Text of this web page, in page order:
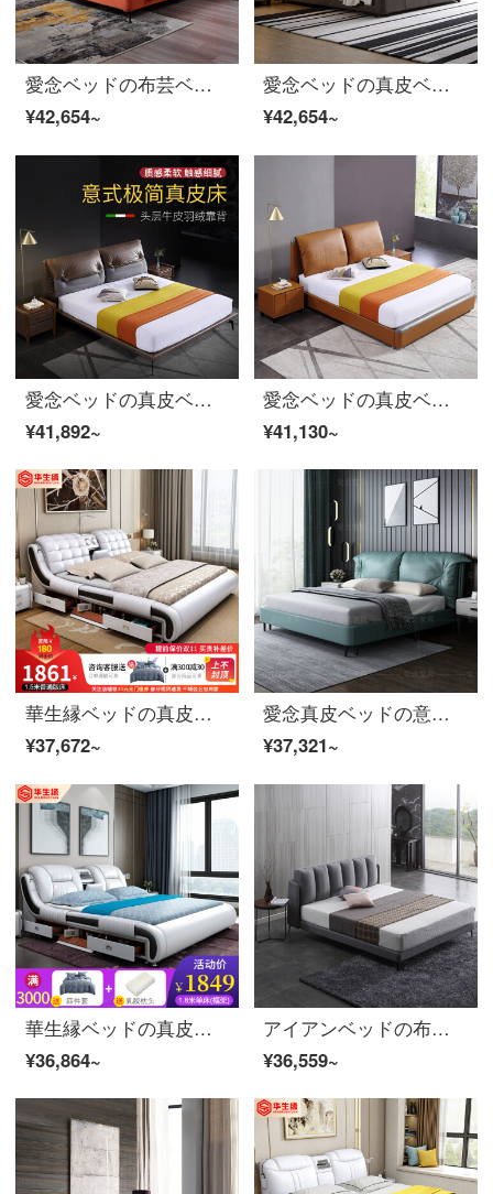
愛念ベッドの布芸ベッドの意味式の軽い贅沢なダブルベッドの1.8メートルの主な寝台の大きいベッドの結婚ベッドは簡単に寝室の家具の909〓〓〓写真の色のベッド+198〓乳のゴムのマットレスを約束します
¥42,654~
愛念ベッドの真皮ベッド1.8メートルのダブルベッドは簡単に現代の皮のベッドの寝室の大きいベッドの結婚ベッドの1848〓写真の色のベッド+198〓乳のゴムのマットレスを予約します。
¥42,654~
愛念ベッドの真皮ベッドイタリア式極短ダブルベッド1.8 mダウンジャケットの牛皮の大柄ベッドの結婚式ベッドは簡単にベッドルームの家具を予約します。
¥41,892~
愛念ベッドの真皮ベッド北欧の小型部屋型1.8メートルダブルベッドのヘッド層の牛皮ベッドの主な寝床の近代的なシンプルなベッドルームの家具のカスタマイズ色は客用ベッド+ベッドのヘッドセット*2に連絡します。
¥41,130~
華生縁ベッドの真皮ベッドのダブルベッドの実木ベッドの欧式の王女の結婚式ベッドの現代簡単な高箱の保管物の大きいベッドの1.5メートルの1.8メートルの2.0メートルの寝室の家具の柔らかいベッドの1.8*2 M旗艦の版のベッド+1つの箱+ゴムの寝具のマットレス
¥37,672~
愛念真皮ベッドの意味式の軽い豪華なダブルベッド1.8メートルの大きいベッドの結婚ベッドの主な寝室のベッドの1.5メートルのベルトの柔らかいのはSW 2004〓緑色のシングルベッド（1.8*2.0）に頼っています。
¥37,321~
華生縁ベッドの真皮ベッドの寝室の軟ベッドの結婚ベッドの引き出し1.8メートルの多機能高箱のベッドの主な寝台は現代で簡単です。大きなベッドのシングルダブルベッドの家具1.8*2 M（色の伝言）旗艦のベッド+2箱+ラテックスのマットレス
¥36,864~
アイアンベッドの布芸ベッド北欧のダブルベッド1.8メートルの布ベッドの結婚式の簡単な羽毛ベッドの寝室の家具1898〓灰色のベッド+198〓ラテックスのマットレス
¥36,559~